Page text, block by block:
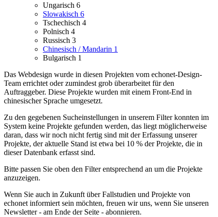
Ungarisch 6
Slowakisch 6
Tschechisch 4
Polnisch 4
Russisch 3
Chinesisch / Mandarin 1
Bulgarisch 1
Das Webdesign wurde in diesen Projekten vom echonet-Design-
Team errichtet oder zumindest grob überarbeitet für den
Auftraggeber. Diese Projekte wurden mit einem Front-End in
chinesischer Sprache umgesetzt.
Zu den gegebenen Sucheinstellungen in unserem Filter konnten im
System keine Projekte gefunden werden, das liegt möglicherweise
daran, dass wir noch nicht fertig sind mit der Erfassung unserer
Projekte, der aktuelle Stand ist etwa bei 10 % der Projekte, die in
dieser Datenbank erfasst sind.
Bitte passen Sie oben den Filter entsprechend an um die Projekte
anzuzeigen.
Wenn Sie auch in Zukunft über Fallstudien und Projekte von
echonet informiert sein möchten, freuen wir uns, wenn Sie unseren
Newsletter - am Ende der Seite - abonnieren.